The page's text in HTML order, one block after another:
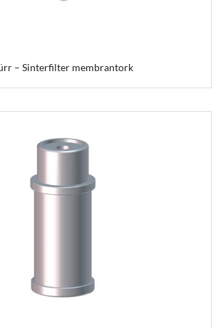
– Sinterfilter membrantork